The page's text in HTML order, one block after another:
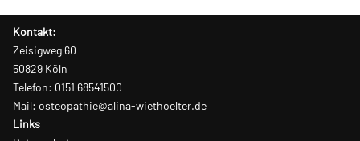
Kontakt:
Zeisigweg 60
50829 Köln
Telefon: 0151 68541500
Mail: osteopathie@alina-wiethoelter.de
Links